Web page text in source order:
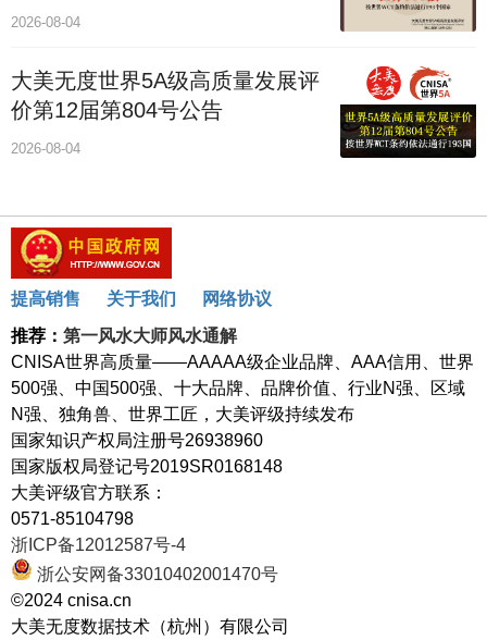
2026-08-04
大美无度世界5A级高质量发展评
价第12届第804号公告
2026-08-04
提高销售 关于我们
网络协议
推荐： 第一风水大师风水通解
CNISA世界高质量——AAAAA级企业品牌、AAA信用、世界
500强、中国500强、十大品牌、品牌价值、行业N强、区域
N强、独角兽、世界工匠，大美评级持续发布
国家知识产权局注册号26938960
国家版权局登记号2019SR0168148
大美评级官方联系：
0571-85104798
浙ICP备12012587号-4
浙公安网备33010402001470号
©2024 cnisa.cn
大美无度数据技术（杭州）有限公司